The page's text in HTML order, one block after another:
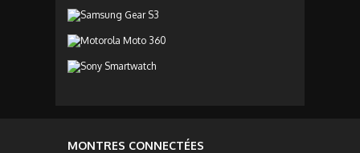
MONTRES CONNECTÉES